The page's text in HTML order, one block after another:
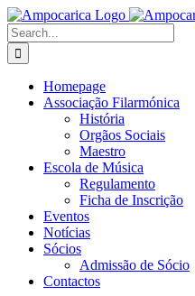
Skip
to
content
Search
for:
Homepage
Associação Filarmónica
História
Orgãos Sociais
Maestro
Escola de Música
Regulamento
Ficha de Inscrição
Eventos
Notícias
Sócios
Admissão de Sócio
Contactos